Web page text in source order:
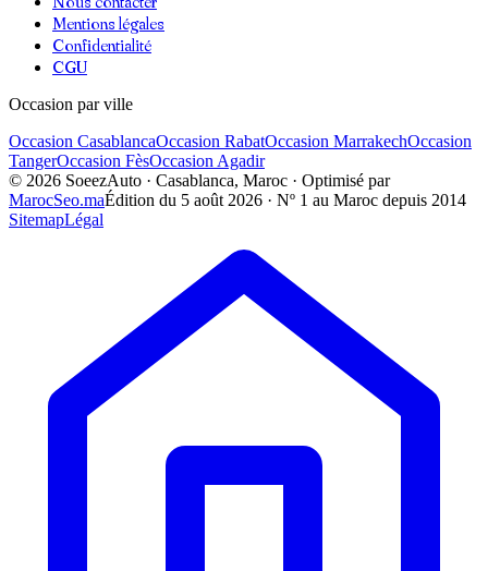
Mentions légales
Confidentialité
CGU
Occasion par ville
Occasion CasablancaOccasion RabatOccasion MarrakechOccasion
TangerOccasion FèsOccasion Agadir
© 2026 SoeezAuto · Casablanca, Maroc · Optimisé par
MarocSeo.maÉdition du 5 août 2026 · Nº 1 au Maroc depuis 2014
SitemapLégal